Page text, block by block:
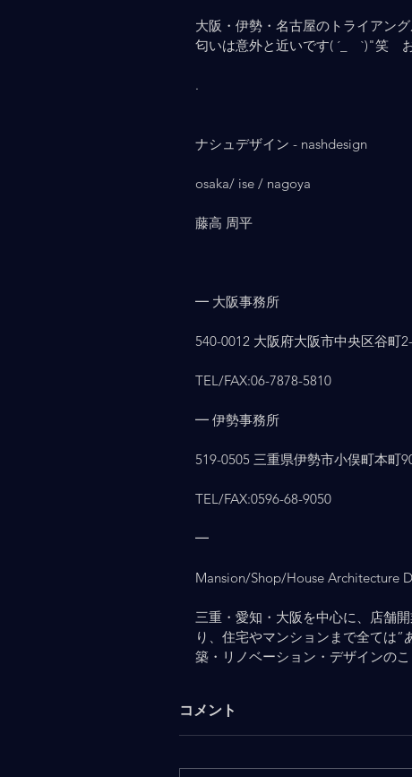
大阪・伊勢・名古屋のトライアン
匂いは意外と近いです( ´_ゝ`)"笑　
.
ナシュデザイン - nashdesign
osaka/ ise / nagoya
藤高 周平
━ 大阪事務所
540-0012 大阪府大阪市中央区谷町
TEL/FAX:06-7878-5810
━ 伊勢事務所
519-0505 三重県伊勢市小俣町本町
TEL/FAX:0596-68-9050
━
Mansion/Shop/House Architecture
三重・愛知・大阪を中心に、店舗
り、住宅やマンションまで全ては
築・リノベーション・デザインの
コメント